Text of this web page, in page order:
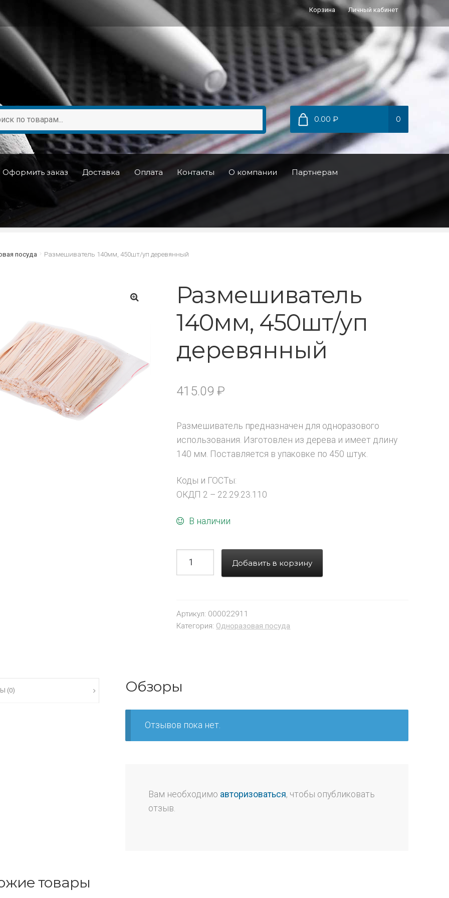
Корзина Личный кабинет
0.00 ₽ 0
Оформить заказ Доставка Оплата Контакты О компании Партнерам
посуда Размешиватель 140мм, 450шт/уп деревянный
Размешиватель
140мм, 450шт/уп
деревянный
415.09₽
Размешиватель предназначен для одноразового
использования. Изготовлен из дерева и имеет длину
140 мм. Поставляется в упаковке по 450 штук.
Коды и ГОСТы:
ОКДП 2 – 22.29.23.110
В наличии
Добавить в корзину
Артикул: 000022911
Категория: Одноразовая посуда
(0) Обзоры
Отзывов пока нет.
Вам необходимо авторизоваться, чтобы опубликовать
отзыв.
товары